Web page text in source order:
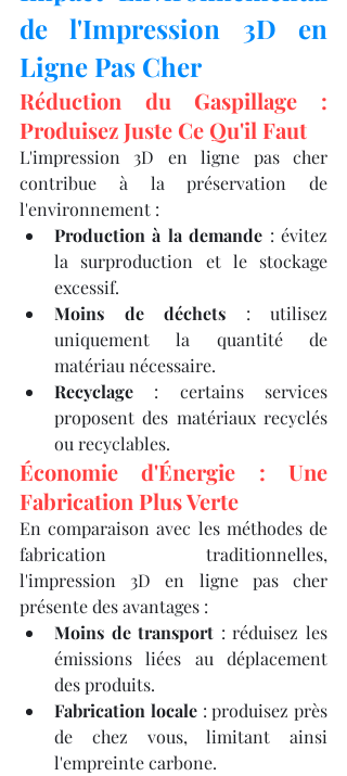
de l'Impression 3D en
Ligne Pas Cher
Réduction du Gaspillage :
Produisez Juste Ce Qu'il Faut
L'impression 3D en ligne pas cher
contribue à la préservation de
l'environnement :​
Production à la demande : évitez
la surproduction et le stockage
excessif.
Moins de déchets : utilisez
uniquement la quantité de
matériau nécessaire.
Recyclage : certains services
proposent des matériaux recyclés
ou recyclables.​
Économie d'Énergie : Une
Fabrication Plus Verte
En comparaison avec les méthodes de
fabrication traditionnelles,
l'impression 3D en ligne pas cher
présente des avantages :​
Moins de transport : réduisez les
émissions liées au déplacement
des produits.
Fabrication locale : produisez près
de chez vous, limitant ainsi
l'empreinte carbone.